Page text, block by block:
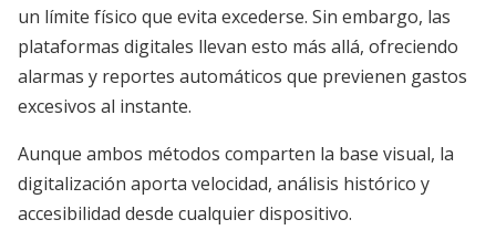
un límite físico que evita excederse. Sin embargo, las
plataformas digitales llevan esto más allá, ofreciendo
alarmas y reportes automáticos que previenen gastos
excesivos al instante.
Aunque ambos métodos comparten la base visual, la
digitalización aporta velocidad, análisis histórico y
accesibilidad desde cualquier dispositivo.